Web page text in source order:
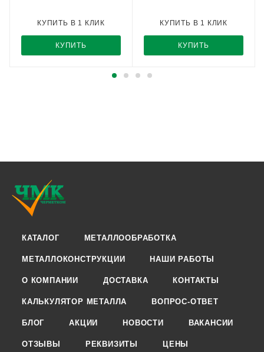
КУПИТЬ
КУПИТЬ В 1 КЛИК
КУПИТЬ
КУПИТЬ В 1 КЛИК
КАТАЛОГ МЕТАЛЛООБРАБОТКА
МЕТАЛЛОКОНСТРУКЦИИ НАШИ РАБОТЫ
О КОМПАНИИ ДОСТАВКА КОНТАКТЫ
КАЛЬКУЛЯТОР МЕТАЛЛА ВОПРОС-ОТВЕТ
БЛОГ АКЦИИ НОВОСТИ ВАКАНСИИ
ОТЗЫВЫ РЕКВИЗИТЫ ЦЕНЫ